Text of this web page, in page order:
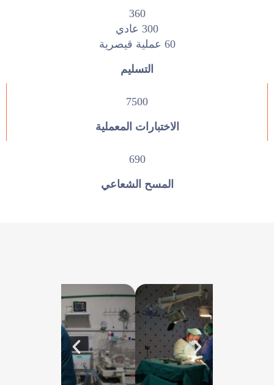
360
300 عادي
60 عملية قيصرية
التسليم
7500
الاختبارات المعملية
690
المسح الشعاعي